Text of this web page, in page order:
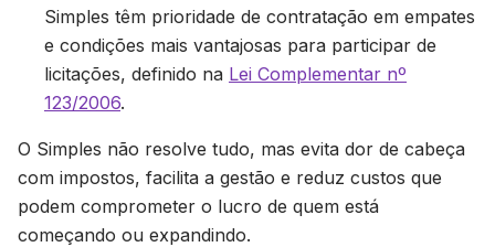
Simples têm prioridade de contratação em empates
e condições mais vantajosas para participar de
licitações, definido na Lei Complementar nº
123/2006.
O Simples não resolve tudo, mas evita dor de cabeça
com impostos, facilita a gestão e reduz custos que
podem comprometer o lucro de quem está
começando ou expandindo.